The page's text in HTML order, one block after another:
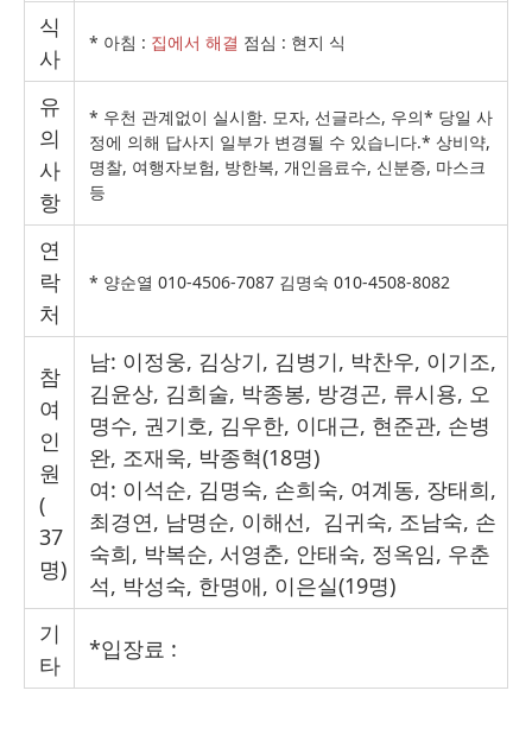
식
사
* 아침 : 집에서 해결 점심 : 현지 식
유
의
사
항
* 우천 관계없이 실시함. 모자, 선글라스, 우의* 당일 사
정에 의해 답사지 일부가 변경될 수 있습니다.* 상비약,
명찰, 여행자보험, 방한복, 개인음료수, 신분증, 마스크
등
연
락
처
* 양순열 010-4506-7087 김명숙 010-4508-8082
참
여
인
원
(
37
명)
남: 이정웅, 김상기, 김병기, 박찬우, 이기조,
김윤상, 김희술, 박종봉, 방경곤, 류시용, 오
명수, 권기호, 김우한, 이대근, 현준관, 손병
완, 조재욱, 박종혁(18명)
여: 이석순, 김명숙, 손희숙, 여계동, 장태희,
최경연, 남명순, 이해선, 김귀숙, 조남숙, 손
숙희, 박복순, 서영춘, 안태숙, 정옥임, 우춘
석, 박성숙, 한명애, 이은실(19명)
기
타
*입장료 :